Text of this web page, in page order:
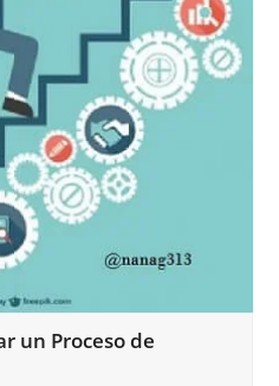
un Proceso de